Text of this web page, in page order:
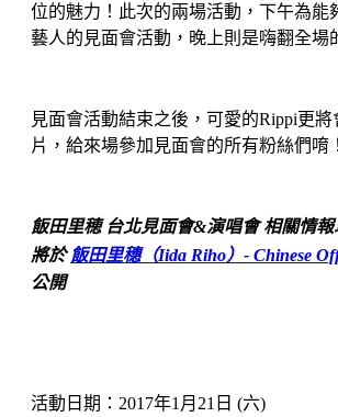
位的魅力！此次的兩場活動，下午為能
藝人的見面會活動，晚上則是嗨翻全場
見面會活動結束之後，可愛的Rippi更
片，給來場參加見面會的所有粉絲們唷！
飯田里穂 台北見面會&演唱會 相關情報
將於飯田里穗（Iida Riho）- Chinese
公開
活動日期：2017年1月21日 (六)